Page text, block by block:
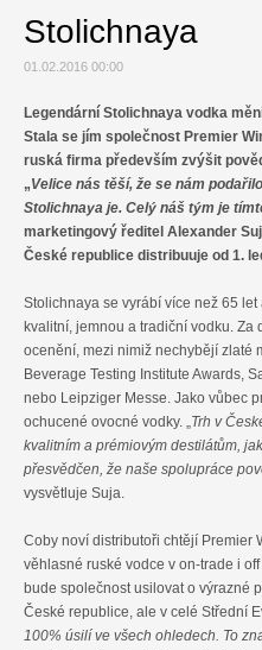
Stolichnaya
01.02.2016 00:00
Legendární Stolichnaya vodka
Stala se jím společnost Premier
ruská firma především zvýšit
„Velice nás těší, že se nám
Stolichnaya je. Celý náš tým je
marketingový ředitel Alexander
České republice distribuuje od 1.
Stolichnaya se vyrábí více než 65
kvalitní, jemnou a tradiční vodku. Za
ocenění, mezi nimiž nechybějí zlaté
Beverage Testing Institute Awards,
nebo Leipziger Messe. Jako vůbec
ochucené ovocné vodky. „Trh v
kvalitním a prémiovým destilátům,
přesvědčen, že naše spolupráce
vysvětluje Suja.
Coby noví distributoři chtějí Premier
věhlasné ruské vodce v on-trade i
bude společnost usilovat o výrazné
České republice, ale v celé Střední
100% úsilí ve všech ohledech. To